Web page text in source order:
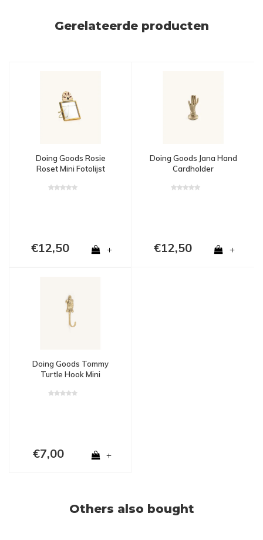
Gerelateerde producten
Doing Goods Rosie
Roset Mini Fotolijst
€12,50 +
Doing Goods Jana Hand
Cardholder
€12,50 +
Doing Goods Tommy
Turtle Hook Mini
€7,00 +
Others also bought